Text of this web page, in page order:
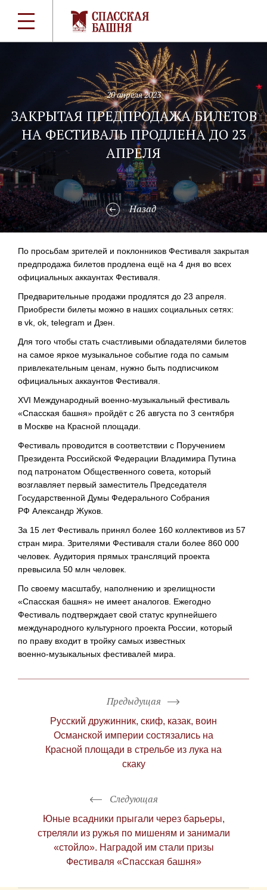
20 апреля 2023
ЗАКРЫТАЯ ПРЕДПРОДАЖА БИЛЕТОВ
НА ФЕСТИВАЛЬ ПРОДЛЕНА ДО 23
АПРЕЛЯ
Назад
По просьбам зрителей и поклонников Фестиваля закрытая
предпродажа билетов продлена ещё на 4 дня во всех
официальных аккаунтах Фестиваля.
Предварительные продажи продлятся до 23 апреля.
Приобрести билеты можно в наших социальных сетях:
в vk, ok, telegram и Дзен.
Для того чтобы стать счастливыми обладателями билетов
на самое яркое музыкальное событие года по самым
привлекательным ценам, нужно быть подписчиком
официальных аккаунтов Фестиваля.
XVI Международный военно-музыкальный фестиваль
«Спасская башня» пройдёт с 26 августа по 3 сентября
в Москве на Красной площади.
Фестиваль проводится в соответствии с Поручением
Президента Российской Федерации Владимира Путина
под патронатом Общественного совета, который
возглавляет первый заместитель Председателя
Государственной Думы Федерального Собрания
РФ Александр Жуков.
За 15 лет Фестиваль принял более 160 коллективов из 57
стран мира. Зрителями Фестиваля стали более 860 000
человек. Аудитория прямых трансляций проекта
превысила 50 млн человек.
По своему масштабу, наполнению и зрелищности
«Спасская башня» не имеет аналогов. Ежегодно
Фестиваль подтверждает свой статус крупнейшего
международного культурного проекта России, который
по праву входит в тройку самых известных
военно-музыкальных фестивалей мира.
Следующая
Юные всадники прыгали через барьеры,
стреляли из ружья по мишеням и занимали
«стойло». Наградой им стали призы
Фестиваля «Спасская башня»
Предыдущая
Русский дружинник, скиф, казак, воин
Османской империи состязались на
Красной площади в стрельбе из лука на
скаку